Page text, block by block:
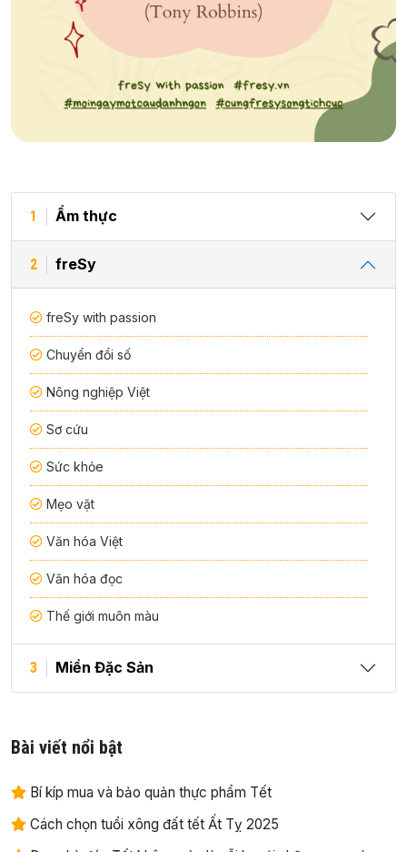
1 Ẩm thực
2 freSy
freSy with passion
Chuyển đổi số
Nông nghiệp Việt
Sơ cứu
Sức khỏe
Mẹo vặt
Văn hóa Việt
Văn hóa đọc
Thế giới muôn màu
3 Miền Đặc Sản
Bài viết nổi bật
Bí kíp mua và bảo quản thực phẩm Tết
Cách chọn tuổi xông đất tết Ất Tỵ 2025